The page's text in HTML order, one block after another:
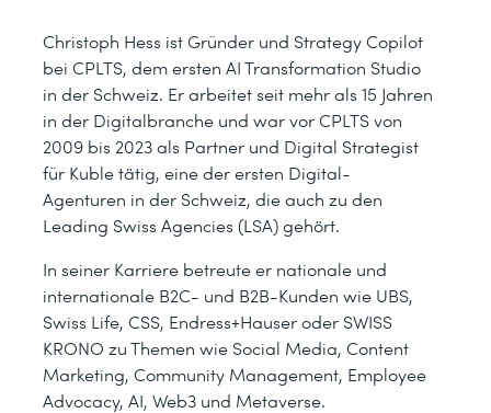
Christoph Hess ist Gründer und Strategy Copilot
bei CPLTS, dem ersten AI Transformation Studio
in der Schweiz. Er arbeitet seit mehr als 15 Jahren
in der Digitalbranche und war vor CPLTS von
2009 bis 2023 als Partner und Digital Strategist
für Kuble tätig, eine der ersten Digital-
Agenturen in der Schweiz, die auch zu den
Leading Swiss Agencies (LSA) gehört.
In seiner Karriere betreute er nationale und
internationale B2C- und B2B-Kunden wie UBS,
Swiss Life, CSS, Endress+Hauser oder SWISS
KRONO zu Themen wie Social Media, Content
Marketing, Community Management, Employee
Advocacy, AI, Web3 und Metaverse.